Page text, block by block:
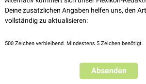
Deine zusätzlichen Angaben helfen uns, den
vollständig zu aktualisieren:
500 Zeichen verbleibend. Mindestens 5 Zeichen benötigt.
Absenden